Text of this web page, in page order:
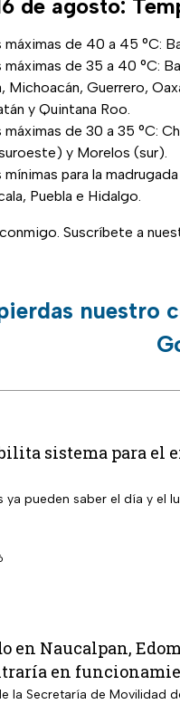
de agosto:
máximas de 40 a 45 °C:
máximas de 35 a 40 °C:
Michoacán, Guerrero,
y Quintana Roo.
máximas de 30 a 35 °C:
y Morelos (sur).
mínimas para la
Puebla e Hidalgo.
Suscríbete a
nuestro
sistema para el
ya pueden saber el día y el
en Naucalpan,
en
la Secretaría de Movilidad